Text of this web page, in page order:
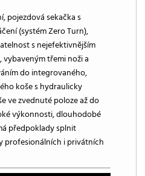
pojezdová sekačka s
(systém Zero Turn),
s nejefektivnějším
vybaveným třemi noži a
do integrovaného,
koše s hydraulicky
ve zvednuté poloze až do
výkonnosti, dlouhodobé
předpoklady splnit
profesionálních i privátních